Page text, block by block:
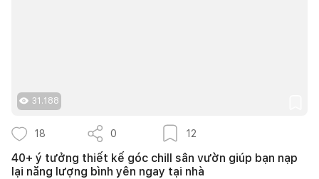
31.188
18 0 12
40+ ý tưởng thiết kế góc chill sân vườn giúp bạn nạp
lại năng lượng bình yên ngay tại nhà